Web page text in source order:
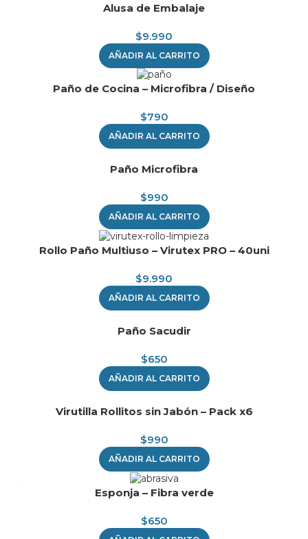
Alusa de Embalaje
$9.990
AÑADIR AL CARRITO
Paño de Cocina – Microfibra / Diseño
$790
AÑADIR AL CARRITO
Paño Microfibra
$990
AÑADIR AL CARRITO
Rollo Paño Multiuso – Virutex PRO – 40uni
$9.990
AÑADIR AL CARRITO
Paño Sacudir
$650
AÑADIR AL CARRITO
Virutilla Rollitos sin Jabón – Pack x6
$990
AÑADIR AL CARRITO
Esponja – Fibra verde
$650